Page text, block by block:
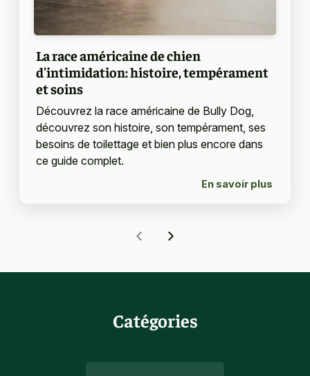
La race américaine de chien
d'intimidation: histoire, tempérament
et soins
Découvrez la race américaine de Bully Dog,
découvrez son histoire, son tempérament, ses
besoins de toilettage et bien plus encore dans
ce guide complet.
En savoir plus
Catégories